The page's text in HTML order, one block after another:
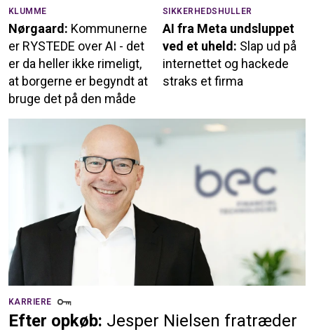
KLUMME
Nørgaard: Kommunerne
er RYSTEDE over AI - det
er da heller ikke rimeligt,
at borgerne er begyndt at
bruge det på den måde
SIKKERHEDSHULLER
AI fra Meta undsluppet
ved et uheld: Slap ud på
internettet og hackede
straks et firma
KARRIERE
Efter opkøb: Jesper Nielsen fratræder